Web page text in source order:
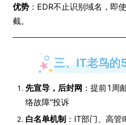
优势 ：EDR不止识别域名，即
截。
三、IT老鸟的
先宣导，后封网 ：提前1周
络故障"投诉
白名单机制 ：IT部门、高